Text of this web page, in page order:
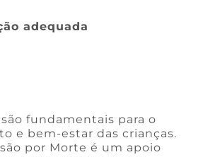
adequada
fundamentais para o
e bem-estar das crianças.
por Morte é um apoio